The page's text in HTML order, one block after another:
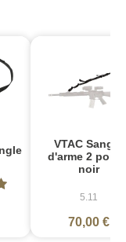
VTAC Sangle
d'arme 2
noir
5.11
70,00 €